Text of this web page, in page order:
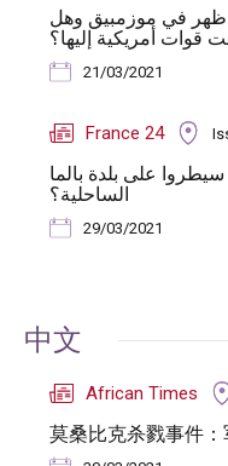
ظهر في موزمبيق وهل
قوات أمريكية إليها؟
21/03/2021
France 24
على بلدة بالما
الساحلية؟
29/03/2021
中文
African Times
莫桑比克杀戮事件